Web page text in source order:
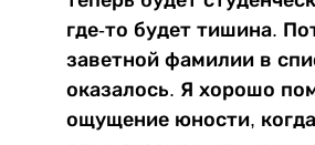
где-то будет тишина.
заветной фамилии в
оказалось. Я хорошо
ощущение юности,